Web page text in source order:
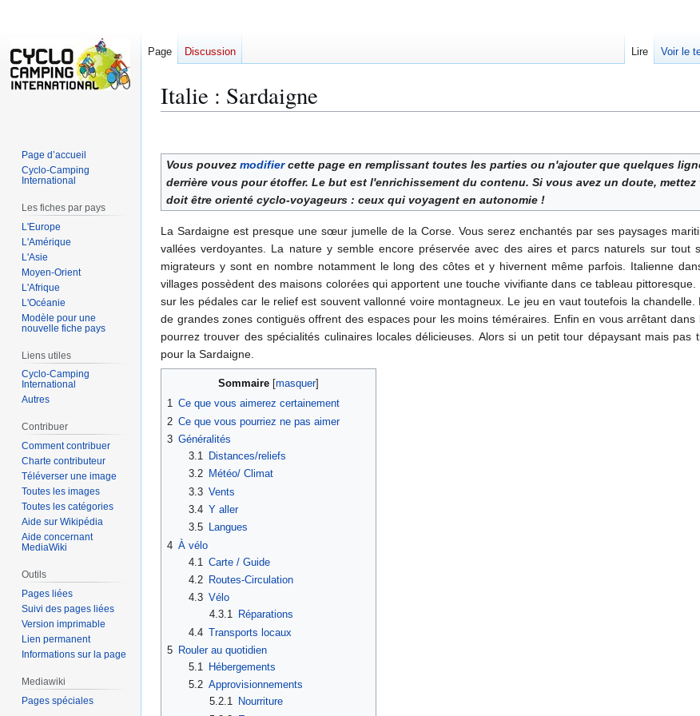
Italie : Sardaigne
à
la
navigation
à
la
recherche
Vous pouvez modifiercette page en remplissant toutes les parties ou n'ajouter que quelques
derrière vous pour étoffer. Le but est l'enrichissement du contenu. Si vous avez un doute,
doit être orienté cyclo-voyageurs : ceux qui voyagent en autonomie !
La Sardaigne est presque une sœur jumelle de la Corse. Vous serez enchantés par ses paysages
vallées verdoyantes. La nature y semble encore préservée avec des aires et parcs naturels sur tout
migrateurs y sont en nombre notamment le long des côtes et y hivernent même parfois. Italienne
villages possèdent des maisons colorées qui apportent une touche vivifiante dans ce tableau
sur les pédales car le relief est souvent vallonné voire montagneux. Le jeu en vaut toutefois la chandelle.
de grandes zones contiguës offrent des espaces pour les moins téméraires. Enfin en vous arrêtant dans
pourrez trouver des spécialités culinaires locales délicieuses. Alors si un petit tour dépaysant mais pas
pour la Sardaigne.
Sommaire
1 Ce que vous aimerez certainement
2 Ce que vous pourriez ne pas aimer
3 Généralités
3.1
Distances/reliefs
3.2
Météo/ Climat
3.3 Vents
3.4 Y aller
3.5
Langues
4 À vélo
4.1 Carte / Guide
4.2
Routes-Circulation
4.3 Vélo
4.3.1 Réparations
4.4 Transports locaux
5 Rouler au quotidien
5.1
Hébergements
5.2 Approvisionnements
5.2.1 Nourriture
Page Discussion Lire Voir le
Page d’accueil
Cyclo-Camping
International
Les fiches par pays
L'Europe
L'Amérique
L'Asie
Moyen-Orient
L'Afrique
L'Océanie
Modèle pour une
nouvelle fiche pays
Liens utiles
Cyclo-Camping
International
Autres
Contribuer
Comment contribuer
Charte contributeur
Téléverser une image
Toutes les images
Toutes les catégories
Aide sur Wikipédia
Aide concernant
MediaWiki
Outils
Pages liées
Suivi des pages liées
Version imprimable
Lien permanent
Informations sur la page
Mediawiki
Pages spéciales